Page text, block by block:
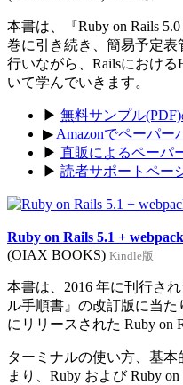
本書は、『Ruby on Rails
巻に引き続き、簡易予定表
行いながら、Railsにおけ
いて学んでいきます。
▶ 無料サンプル
▶ Amazonでペーパー
▶ 直販によるペーパ
▶ 読者サポートペー
Ruby on Rails 5.1 +
(OIAX BOOKS) Kindle版
本書は、2016 年に刊行さ
ル手順書』の改訂版に当
にリリースされた Ruby on
ターミナルの使い方、基
まり、Ruby および Ruby